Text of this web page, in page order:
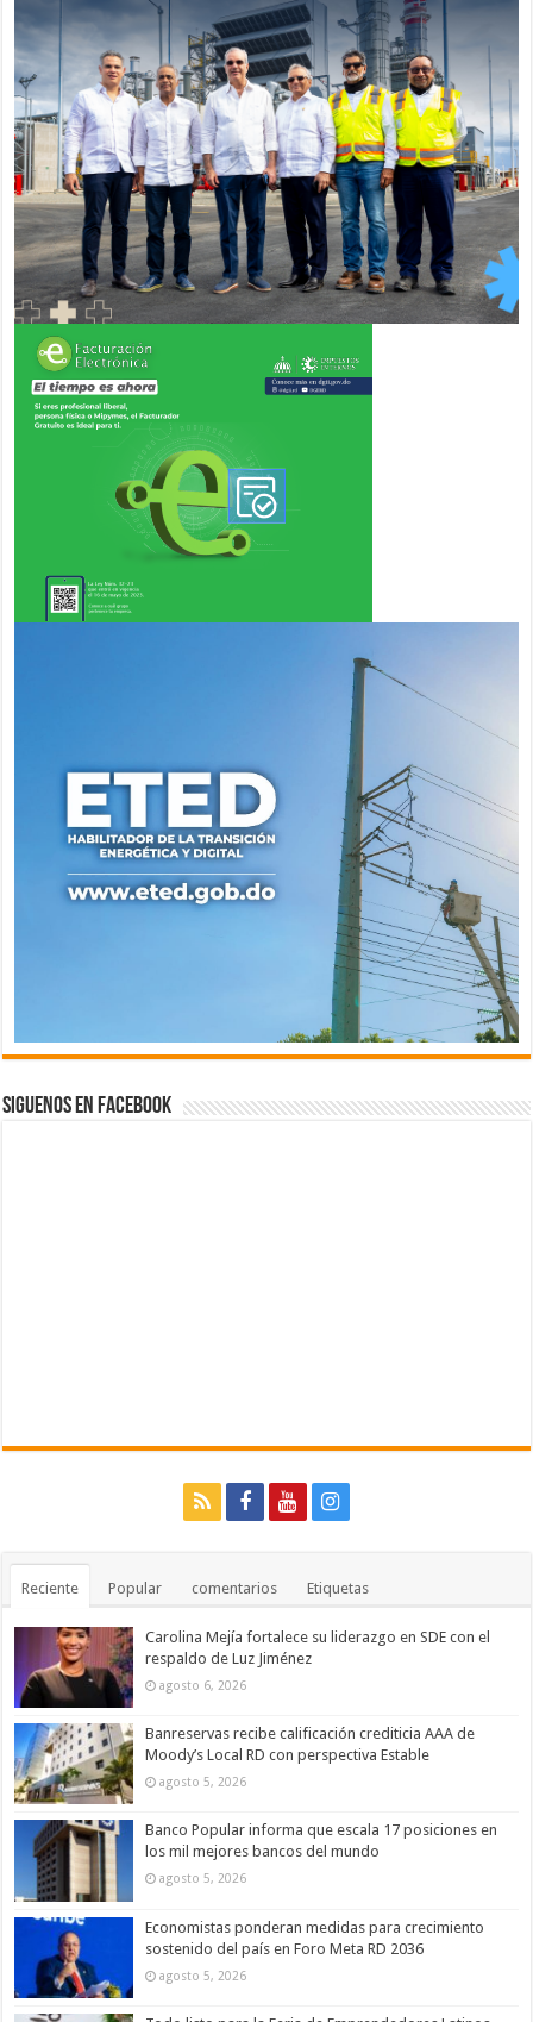
Siguenos en Facebook
Reciente Popular comentarios Etiquetas
Carolina Mejía fortalece su liderazgo en SDE con el
respaldo de Luz Jiménez
agosto 6, 2026
Banreservas recibe calificación crediticia AAA de
Moody’s Local RD con perspectiva Estable
agosto 5, 2026
Banco Popular informa que escala 17 posiciones en
los mil mejores bancos del mundo
agosto 5, 2026
Economistas ponderan medidas para crecimiento
sostenido del país en Foro Meta RD 2036
agosto 5, 2026